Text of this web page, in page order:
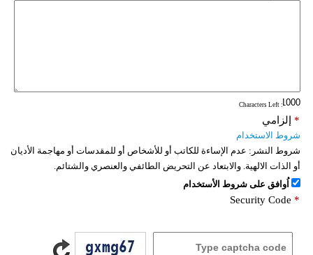
: Characters Left
إلزامي *
شروط الاستخدام
شروط النشر: عدم الإساءة للكاتب أو للأشخاص أو للمقدسات أو مهاجمة الأديان
أو الذات الالهية. والابتعاد عن التحريض الطائفي والعنصري والشتائم.
اُوافق على شروط الأستخدام
Security Code *